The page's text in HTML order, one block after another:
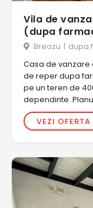
Vila de
(dupa
Breazu | dupa
Casa de vanzare
de reper dupa
pe un teren de
dependinte.
VEZI OFERTA